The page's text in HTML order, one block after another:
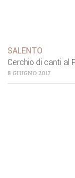
SALENTO
Cerchio di canti al
8 GIUGNO 2017